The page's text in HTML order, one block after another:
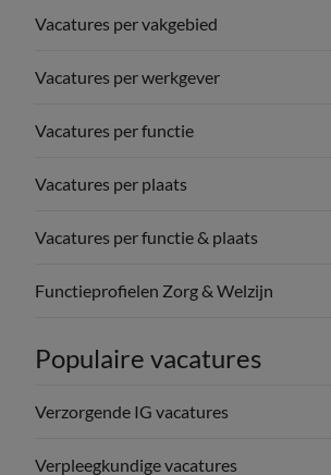
Vacatures per vakgebied
Vacatures per werkgever
Vacatures per functie
Vacatures per plaats
Vacatures per functie & plaats
Functieprofielen Zorg & Welzijn
Populaire vacatures
Verzorgende IG vacatures
Verpleegkundige vacatures